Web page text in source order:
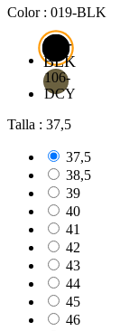
Color : 019-BLK
019-
BLK
106-
DCY
Talla : 37,5
37,5
38,5
39
40
41
42
43
44
45
46